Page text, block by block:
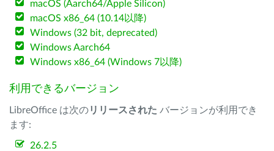
macOS (Aarch64/Apple Silicon)
macOS x86_64 (10.14以降)
Windows (32 bit, deprecated)
Windows Aarch64
Windows x86_64 (Windows 7以降)
利用できるバージョン
LibreOffice は次のリリースされた バージョンが利用でき
ます:
26.2.5